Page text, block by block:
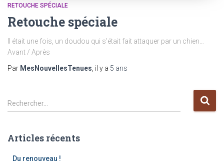
RETOUCHE SPÉCIALE
Retouche spéciale
Il était une fois, un doudou qui s’était fait attaquer par un chien…
Avant / Après
Par MesNouvellesTenues , il y a 5 ans
R
e
e
Rechercher…
Articles récents
Du renouveau !